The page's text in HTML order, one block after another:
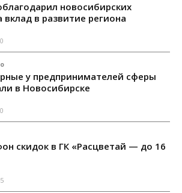
новосибирских
вклад в развитие региона
у предпринимателей сферы
в Новосибирске
скидок в ГК «Расцветай — до 16